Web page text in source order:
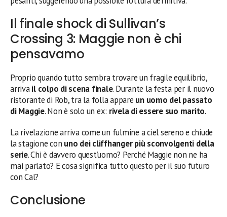
Il finale shock di Sullivan’s
Crossing 3: Maggie non è chi
pensavamo
Proprio quando tutto sembra trovare un fragile equilibrio,
arrivail colpo di scena finale. Durante la festa per il nuovo
ristorante di Rob, tra la folla appare un uomo del passato
di Maggie. Non è solo un ex: rivela di essere suo marito.
La rivelazione arriva come un fulmine a ciel sereno e chiude
la stagione con uno dei cliffhanger più sconvolgenti della
serie. Chi è davvero quest’uomo? Perché Maggie non ne ha
mai parlato? E cosa significa tutto questo per il suo futuro
con Cal?
Conclusione